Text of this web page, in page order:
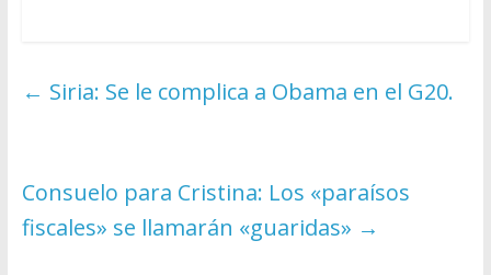
← Siria: Se le complica a Obama en el G20.
Consuelo para Cristina: Los «paraísos
fiscales» se llamarán «guaridas» →